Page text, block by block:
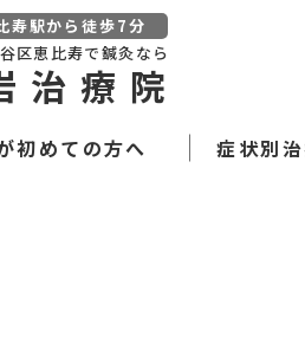
寿駅から徒歩7分
区恵比寿で鍼灸なら
治療院
初めての方へ 症状別